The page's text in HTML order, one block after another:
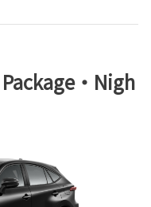
・Nigh